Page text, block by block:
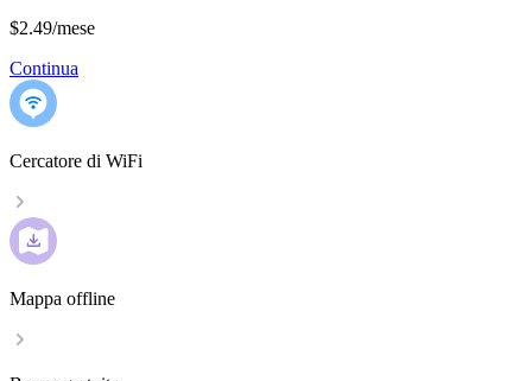
$2.49/mese
Continua
Cercatore di WiFi
Mappa offline